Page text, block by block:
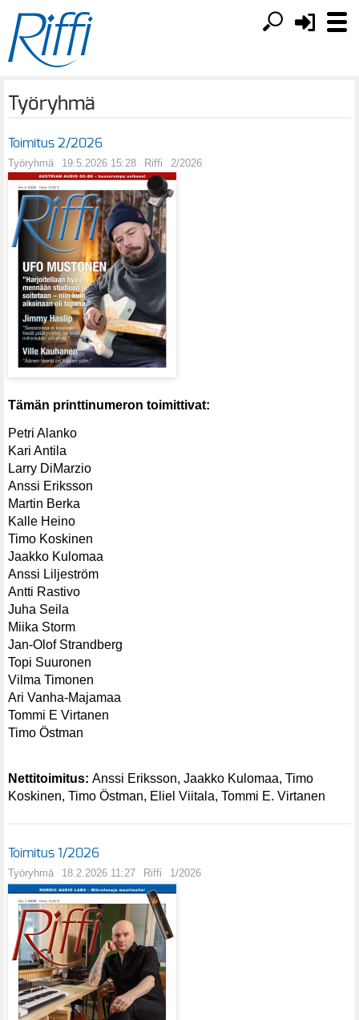
Työryhmä
Toimitus 2/2026
Työryhmä 19.5.2026 15:28 Riffi 2/2026
Tämän printtinumeron toimittivat:
Petri Alanko
Kari Antila
Larry DiMarzio
Anssi Eriksson
Martin Berka
Kalle Heino
Timo Koskinen
Jaakko Kulomaa
Anssi Liljeström
Antti Rastivo
Juha Seila
Miika Storm
Jan-Olof Strandberg
Topi Suuronen
Vilma Timonen
Ari Vanha-Majamaa
Tommi E Virtanen
Timo Östman
Nettitoimitus: Anssi Eriksson, Jaakko Kulomaa, Timo
Koskinen, Timo Östman, Eliel Viitala, Tommi E. Virtanen
Toimitus 1/2026
Työryhmä 18.2.2026 11:27 Riffi 1/2026